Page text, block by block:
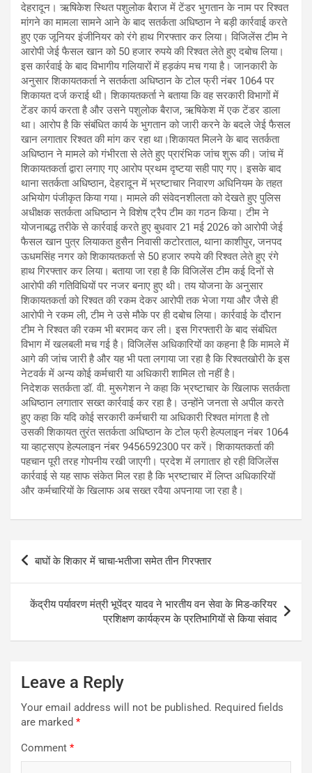
देहरादून। ऋषिकेश स्थित पशुलोक बैराज में टेंडर भुगतान के नाम पर रिश्वत
मांगने का मामला सामने आने के बाद सतर्कता अधिष्ठान ने बड़ी कार्रवाई करते
हुए एक जूनियर इंजीनियर को रंगे हाथ गिरफ्तार कर लिया। विजिलेंस टीम ने
आरोपी जेई फैसल खान को 50 हजार रुपये की रिश्वत लेते हुए दबोच लिया।
इस कार्रवाई के बाद विभागीय गलियारों में हड़कंप मच गया है। जानकारी के
अनुसार शिकायतकर्ता ने सतर्कता अधिष्ठान के टोल फ्री नंबर 1064 पर
शिकायत दर्ज कराई थी। शिकायतकर्ता ने बताया कि वह सरकारी विभागों में
टेंडर कार्य करता है और उसने पशुलोक बैराज, ऋषिकेश में एक टेंडर डाला
था। आरोप है कि संबंधित कार्य के भुगतान को जारी करने के बदले जेई फैसल
खान लगातार रिश्वत की मांग कर रहा था।शिकायत मिलने के बाद सतर्कता
अधिष्ठान ने मामले को गंभीरता से लेते हुए प्रारंभिक जांच शुरू की। जांच में
शिकायतकर्ता द्वारा लगाए गए आरोप प्रथम दृष्टया सही पाए गए। इसके बाद
थाना सतर्कता अधिष्ठान, देहरादून में भ्रष्टाचार निवारण अधिनियम के तहत
अभियोग पंजीकृत किया गया। मामले की संवेदनशीलता को देखते हुए पुलिस
अधीक्षक सतर्कता अधिष्ठान ने विशेष ट्रैप टीम का गठन किया। टीम ने
योजनाबद्ध तरीके से कार्रवाई करते हुए बुधवार 21 मई 2026 को आरोपी जेई
फैसल खान पुत्र लियाकत हुसैन निवासी कटोरताल, थाना काशीपुर, जनपद
ऊधमसिंह नगर को शिकायतकर्ता से 50 हजार रुपये की रिश्वत लेते हुए रंगे
हाथ गिरफ्तार कर लिया। बताया जा रहा है कि विजिलेंस टीम कई दिनों से
आरोपी की गतिविधियों पर नजर बनाए हुए थी। तय योजना के अनुसार
शिकायतकर्ता को रिश्वत की रकम देकर आरोपी तक भेजा गया और जैसे ही
आरोपी ने रकम ली, टीम ने उसे मौके पर ही दबोच लिया। कार्रवाई के दौरान
टीम ने रिश्वत की रकम भी बरामद कर ली। इस गिरफ्तारी के बाद संबंधित
विभाग में खलबली मच गई है। विजिलेंस अधिकारियों का कहना है कि मामले में
आगे की जांच जारी है और यह भी पता लगाया जा रहा है कि रिश्वतखोरी के इस
नेटवर्क में अन्य कोई कर्मचारी या अधिकारी शामिल तो नहीं है।
निदेशक सतर्कता डॉ. वी. मुरूगेशन ने कहा कि भ्रष्टाचार के खिलाफ सतर्कता
अधिष्ठान लगातार सख्त कार्रवाई कर रहा है। उन्होंने जनता से अपील करते
हुए कहा कि यदि कोई सरकारी कर्मचारी या अधिकारी रिश्वत मांगता है तो
उसकी शिकायत तुरंत सतर्कता अधिष्ठान के टोल फ्री हेल्पलाइन नंबर 1064
या व्हाट्सएप हेल्पलाइन नंबर 9456592300 पर करें। शिकायतकर्ता की
पहचान पूरी तरह गोपनीय रखी जाएगी। प्रदेश में लगातार हो रही विजिलेंस
कार्रवाई से यह साफ संकेत मिल रहा है कि भ्रष्टाचार में लिप्त अधिकारियों
और कर्मचारियों के खिलाफ अब सख्त रवैया अपनाया जा रहा है।
Post
बाघों के शिकार में चाचा-भतीजा समेत तीन गिरफ्तार
केंद्रीय पर्यावरण मंत्री भूपेंद्र यादव ने भारतीय वन सेवा के मिड-करियर
प्रशिक्षण कार्यक्रम के प्रतिभागियों से किया संवाद
Leave a Reply
Your email address will not be published. Required fields
are marked *
Comment *